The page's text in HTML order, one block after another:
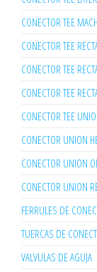
CONECTOR TEE
CONECTOR TEE
CONECTOR TEE
CONECTOR TEE
CONECTOR TEE
CONECTOR UNION
CONECTOR UNION
CONECTOR UNION
FERRULES DE
TUERCAS DE
VALVULAS DE AGUJA